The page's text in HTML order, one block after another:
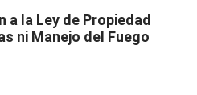
a la Ley de Propiedad
ni Manejo del Fuego